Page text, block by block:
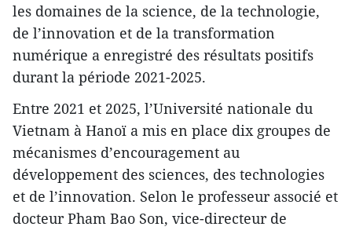
les domaines de la science, de la technologie,
de l’innovation et de la transformation
numérique a enregistré des résultats positifs
durant la période 2021-2025.
Entre 2021 et 2025, l’Université nationale du
Vietnam à Hanoï a mis en place dix groupes de
mécanismes d’encouragement au
développement des sciences, des technologies
et de l’innovation. Selon le professeur associé et
docteur Pham Bao Son, vice-directeur de